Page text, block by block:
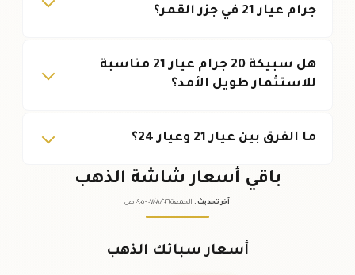
جرام عيار 21 في جزر القمر؟
هل سبيكة 20 جرام عيار 21 مناسبة
للاستثمار طويل الأمد؟
ما الفرق بين عيار 21 وعيار 24؟
باقي أسعار شاشة الذهب
آخر تحديث : الجمعة ٠٧ /٠٨/٢٠٢٦ - ٠٩:٠٥ ص
أسعار سبائك الذهب